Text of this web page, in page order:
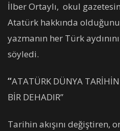
İlber Ortaylı, okul
Atatürk hakkında
yazmanın her Türk
söyledi.
“ATATÜRK DÜNYA
BİR DEHADIR”
Tarihin akışını değiştiren,